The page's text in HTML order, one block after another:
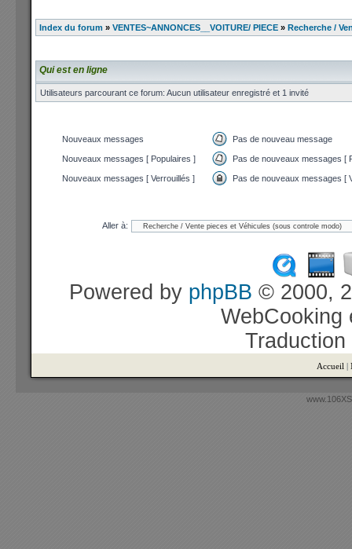
Index du forum » VENTES~ANNONCES__VOITURE/ PIECE » Recherche /
Qui est en ligne
Utilisateurs parcourant ce forum: Aucun utilisateur enregistré et 1 invité
Nouveaux messages Pas de nouveau message
Nouveaux messages [ Populaires ] Pas de nouveaux messages [
Nouveaux messages [ Verrouillés ] Pas de nouveaux messages [
Aller à:
Powered by phpBB © 2000,
Accueil |